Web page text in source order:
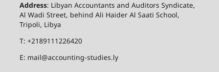
Address: Libyan Accountants and Auditors Syndicate,
Al Wadi Street, behind Ali Haider Al Saati School,
Tripoli, Libya
T: +2189111226420
E: mail@accounting-studies.ly